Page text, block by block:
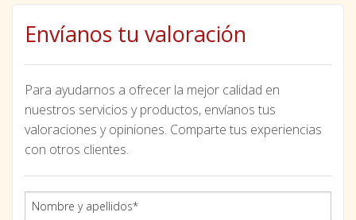
Envíanos tu valoración
Para ayudarnos a ofrecer la mejor calidad en
nuestros servicios y productos, envíanos tus
valoraciones y opiniones. Comparte tus experiencias
con otros clientes.